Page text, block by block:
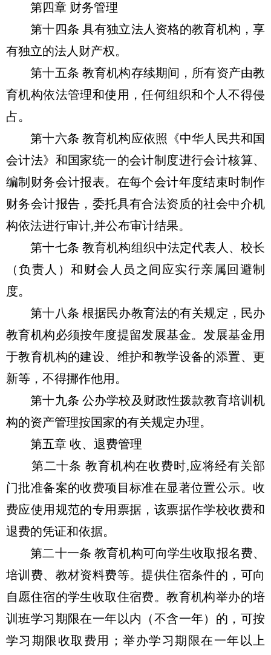
第四章 财务管理
第十四条 具有独立法人资格的教育机构，享
有独立的法人财产权。
第十五条 教育机构存续期间，所有资产由教
育机构依法管理和使用，任何组织和个人不得侵
占。
第十六条 教育机构应依照《中华人民共和国
会计法》和国家统一的会计制度进行会计核算、
编制财务会计报表。在每个会计年度结束时制作
财务会计报告，委托具有合法资质的社会中介机
构依法进行审计,并公布审计结果。
第十七条 教育机构组织中法定代表人、校长
（负责人）和财会人员之间应实行亲属回避制
度。
第十八条 根据民办教育法的有关规定，民办
教育机构必须按年度提留发展基金。发展基金用
于教育机构的建设、维护和教学设备的添置、更
新等，不得挪作他用。
第十九条 公办学校及财政性拨款教育培训机
构的资产管理按国家的有关规定办理。
第五章 收、退费管理
第二十条 教育机构在收费时,应将经有关部
门批准备案的收费项目标准在显著位置公示。收
费应使用规范的专用票据，该票据作学校收费和
退费的凭证和依据。
第二十一条 教育机构可向学生收取报名费、
培训费、教材资料费等。提供住宿条件的，可向
自愿住宿的学生收取住宿费。教育机构举办的培
训班学习期限在一年以内（不含一年）的，可按
学习期限收取费用；举办学习期限在一年以上